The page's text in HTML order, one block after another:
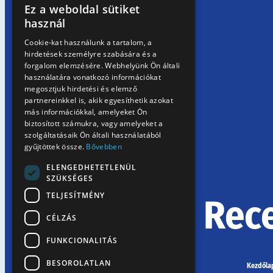
SK
RO
Ez a weboldal sütiket
használ
Cookie-kat használunk a tartalom, a
hirdetések személyre szabására és a
forgalom elemzésére. Webhelyünk Ön általi
használatára vonatkozó információkat
megosztjuk hirdetési és elemző
partnereinkkel is, akik egyesíthetik azokat
más információkkal, amelyeket Ön
biztosított számukra, vagy amelyeket a
szolgáltatásaik Ön általi használatából
gyűjtöttek össze. Bővebben
ELENGEDHETETLENÜL
SZÜKSÉGES
TELJESÍTMÉNY
CÉLZÁS
FUNKCIONALITÁS
BESOROLATLAN